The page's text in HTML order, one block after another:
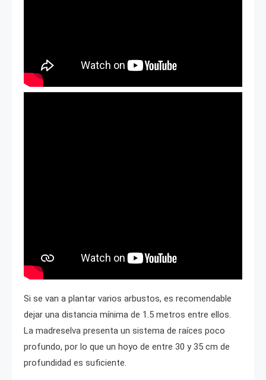
Si se van a plantar varios arbustos, es recomendable
dejar una distancia mínima de 1.5 metros entre ellos.
La madreselva presenta un sistema de raíces poco
profundo, por lo que un hoyo de entre 30 y 35 cm de
profundidad es suficiente.